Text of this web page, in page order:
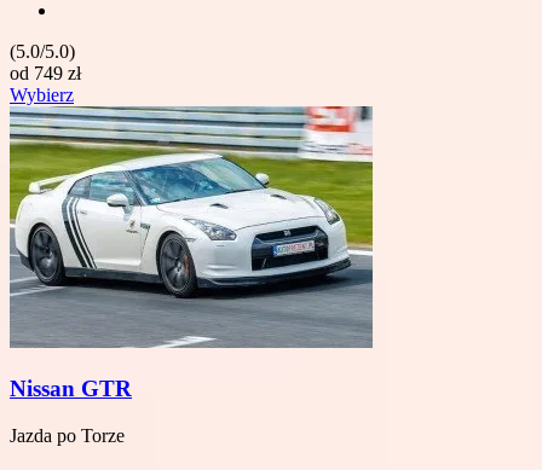
(5.0/5.0)
od 749 zł
Wybierz
Nissan GTR
Jazda po Torze